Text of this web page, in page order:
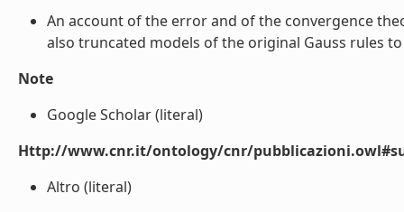
An account of the error and of the convergence
also truncated models of the original Gauss rules
Note
Google Scholar (literal)
Http://www.cnr.it/ontology/cnr/
Altro (literal)